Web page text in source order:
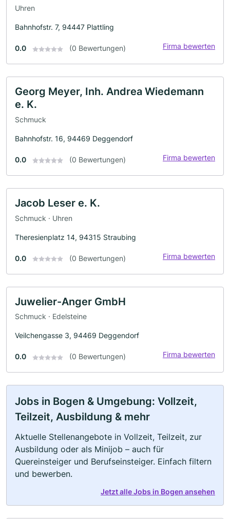
Uhren
Bahnhofstr. 7, 94447 Plattling
0.0 (0 Bewertungen) Firma bewerten
Georg Meyer, Inh. Andrea Wiedemann
e. K.
Schmuck
Bahnhofstr. 16, 94469 Deggendorf
0.0 (0 Bewertungen) Firma bewerten
Jacob Leser e. K.
Schmuck · Uhren
Theresienplatz 14, 94315 Straubing
0.0 (0 Bewertungen) Firma bewerten
Juwelier-Anger GmbH
Schmuck · Edelsteine
Veilchengasse 3, 94469 Deggendorf
0.0 (0 Bewertungen) Firma bewerten
Jobs in Bogen & Umgebung: Vollzeit,
Teilzeit, Ausbildung & mehr
Aktuelle Stellenangebote in Vollzeit, Teilzeit, zur
Ausbildung oder als Minijob – auch für
Quereinsteiger und Berufseinsteiger. Einfach filtern
und bewerben.
Jetzt alle Jobs in Bogen ansehen